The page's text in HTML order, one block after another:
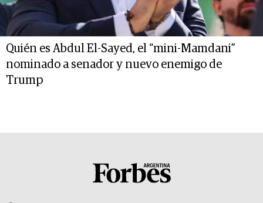
Quién es Abdul El-Sayed, el “mini-Mamdani”
nominado a senador y nuevo enemigo de
Trump